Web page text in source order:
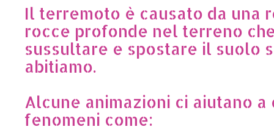
Il terremoto è causato da una
rocce profonde nel terreno
sussultare e spostare il suolo
abitiamo.
Alcune animazioni ci aiutano a
fenomeni come: